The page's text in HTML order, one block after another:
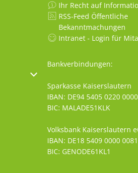
Schließzeiten auszublenden
Ihr Recht auf
RSS-Feed Öffentliche
Bekanntmachungen
Intranet - Login für
Bankverbindungen:
Sparkasse Kaiserslautern
IBAN: DE94 5405 0220
BIC: MALADE51KLK
Volksbank Kaiserslautern
IBAN: DE18 5409 0000
BIC: GENODE61KL1